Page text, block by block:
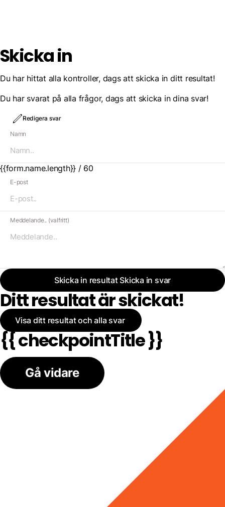
Skicka in
Du har hittat alla kontroller, dags att skicka in ditt resultat!
Du har svarat på alla frågor, dags att skicka in dina svar!
Redigera svar
Namn
{{form.name.length}} / 60
E-post
Meddelande.. (valfritt)
Skicka in resultat Skicka in svar
Ditt resultat är skickat!
Visa ditt resultat och alla svar
{{ checkpointTitle }}
Gå vidare